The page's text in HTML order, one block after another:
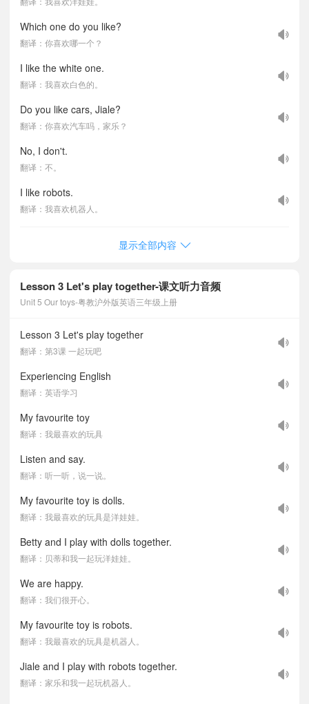
Which one do you like?
翻译：你喜欢哪一个？
I like the white one.
翻译：我喜欢白色的。
Do you like cars, Jiale?
翻译：你喜欢汽车吗，家乐？
No, I don't.
翻译：不。
I like robots.
翻译：我喜欢机器人。
显示全部内容
Lesson 3 Let's play together-课文听力音频
Unit 5 Our toys-粤教沪外版英语三年级上册
Lesson 3 Let's play together
翻译：第3课 一起玩吧
Experiencing English
翻译：英语学习
My favourite toy
翻译：我最喜欢的玩具
Listen and say.
翻译：听一听，说一说。
My favourite toy is dolls.
翻译：我最喜欢的玩具是洋娃娃。
Betty and I play with dolls together.
翻译：贝蒂和我一起玩洋娃娃。
We are happy.
翻译：我们很开心。
My favourite toy is robots.
翻译：我最喜欢的玩具是机器人。
Jiale and I play with robots together.
翻译：家乐和我一起玩机器人。